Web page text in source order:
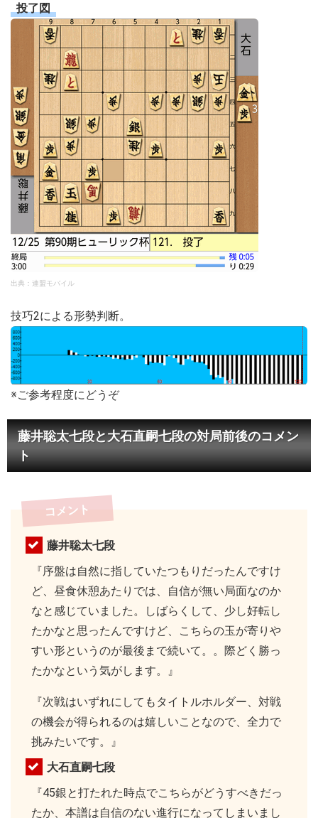
投了図
出典：連盟モバイル
技巧2による形勢判断。
※ご参考程度にどうぞ
藤井聡太七段と大石直嗣七段の対局前後のコメン
ト
コメント
藤井聡太七段
『序盤は自然に指していたつもりだったんですけ
ど、昼食休憩あたりでは、自信が無い局面なのか
なと感じていました。しばらくして、少し好転し
たかなと思ったんですけど、こちらの玉が寄りや
すい形というのが最後まで続いて。。際どく勝っ
たかなという気がします。』
『次戦はいずれにしてもタイトルホルダー、対戦
の機会が得られるのは嬉しいことなので、全力で
挑みたいです。』
大石直嗣七段
『45銀と打たれた時点でこちらがどうすべきだっ
たか、本譜は自信のない進行になってしまいまし